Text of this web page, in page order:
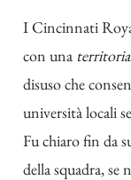
I Cincinnati
con una
disuso che
università locali
Fu chiaro fin da
della squadra, se